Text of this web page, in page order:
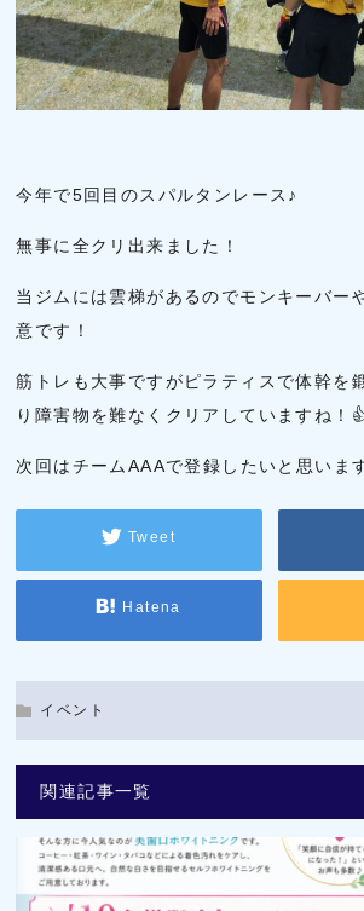
今年で5回目のスパルタンレース♪
無事に全クリ出来ました！
当ジムには雲梯があるのでモンキーバー
意です！
筋トレも大事ですがピラティスで体幹を
り障害物を難なくクリアしていますね！
次回はチームAAAで登録したいと思いま
Tweet
Hatena
イベント
関連記事一覧